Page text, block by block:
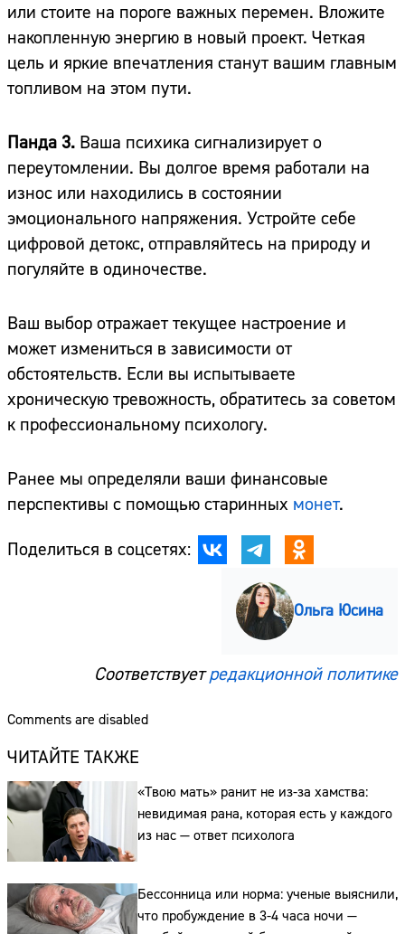
или стоите на пороге важных перемен. Вложите
накопленную энергию в новый проект. Четкая
цель и яркие впечатления станут вашим главным
топливом на этом пути.
Панда 3. Ваша психика сигнализирует о
переутомлении. Вы долгое время работали на
износ или находились в состоянии
эмоционального напряжения. Устройте себе
цифровой детокс, отправляйтесь на природу и
погуляйте в одиночестве.
Ваш выбор отражает текущее настроение и
может измениться в зависимости от
обстоятельств. Если вы испытываете
хроническую тревожность, обратитесь за советом
к профессиональному психологу.
Ранее мы определяли ваши финансовые
перспективы с помощью старинных монет.
Поделиться в соцсетях:
Ольга Юсина
Соответствуетредакционной политике
Comments are disabled
ЧИТАЙТЕ ТАКЖЕ
«Твою мать» ранит не из-за хамства:
невидимая рана, которая есть у каждого
из нас — ответ психолога
Бессонница или норма: ученые выяснили,
что пробуждение в 3-4 часа ночи —